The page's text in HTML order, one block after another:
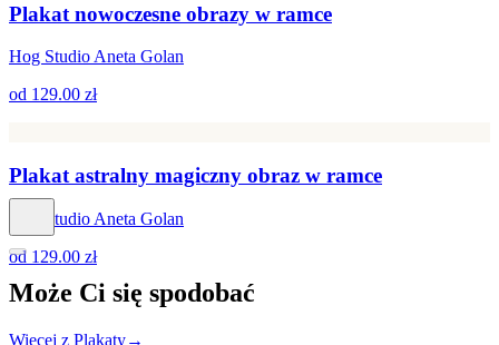
Plakat nowoczesne obrazy w ramce
Hog Studio Aneta Golan
od 129.00 zł
Plakat astralny magiczny obraz w ramce
Hog Studio Aneta Golan
od 129.00 zł
Może Ci się spodobać
Więcej z Plakaty→